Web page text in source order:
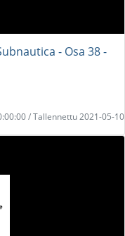
- Osa 38 -
/ Tallennettu 2021-05-10